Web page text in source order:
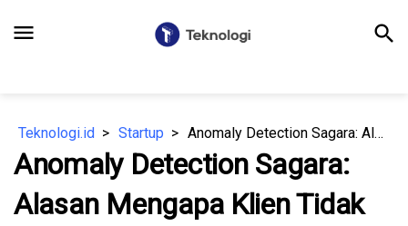
menu search
Teknologi.id Startup Anomaly Detection Sagara: Alasan Mengapa Klien Tidak Lagi Melirik Alternatif
Anomaly Detection Sagara:
Alasan Mengapa Klien Tidak